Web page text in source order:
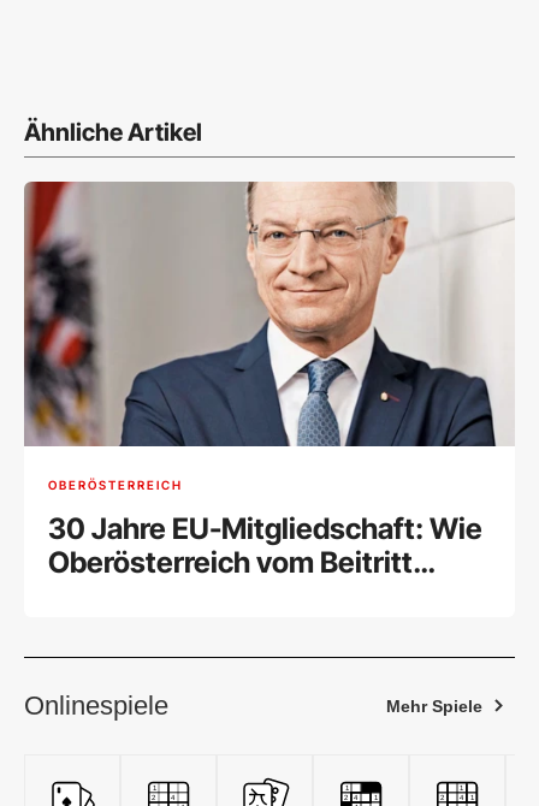
Ähnliche Artikel
OBERÖSTERREICH
30 Jahre EU-Mitgliedschaft: Wie
Oberösterreich vom Beitritt
Onlinespiele Mehr Spiele